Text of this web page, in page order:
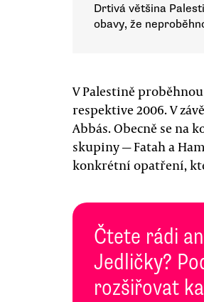
Drtivá většina
obavy, že
V Palestině
respektive 2006. V
Abbás. Obecně se na
skupiny — Fatah a
konkrétní opatření,
Čtete rádi
Jedličky?
rozšiřovat